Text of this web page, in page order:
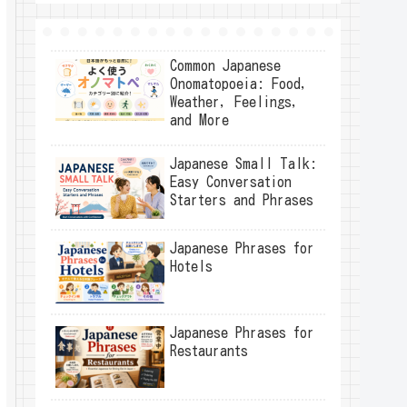
Common Japanese
Onomatopoeia: Food,
Weather, Feelings,
and More
Japanese Small Talk:
Easy Conversation
Starters and Phrases
Japanese Phrases for
Hotels
Japanese Phrases for
Restaurants